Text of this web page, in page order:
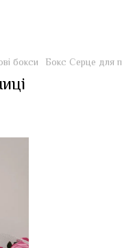
бокси Бокс Серце для